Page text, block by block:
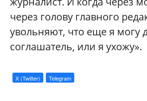
через голову главного
увольняют, что еще я могу
соглашатель, или я ухожу».
X (Twitter) Telegram